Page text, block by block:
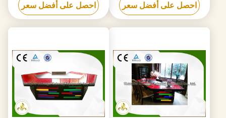
احصل على أفضل سعر احصل على أفضل سعر